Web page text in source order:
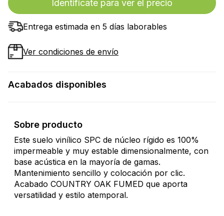
Identifícate para ver el precio
Entrega estimada en 5 días laborables
Ver condiciones de envío
Acabados disponibles
Sobre producto
Este suelo vinílico SPC de núcleo rígido es 100%
impermeable y muy estable dimensionalmente, con
base acústica en la mayoría de gamas.
Mantenimiento sencillo y colocación por clic.
Acabado COUNTRY OAK FUMED que aporta
versatilidad y estilo atemporal.